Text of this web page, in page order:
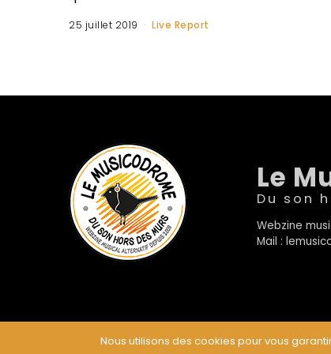
25 juillet 2019 Live Report
Le
Du son
Webzine
Mail :
Nous utilisons des cookies pour vous